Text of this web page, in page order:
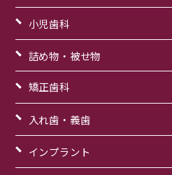
小児歯科
詰め物・被せ物
矯正歯科
入れ歯・義歯
インプラント